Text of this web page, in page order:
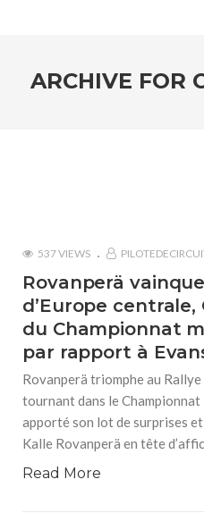
ARCHIVE FOR
537 VIEWS
Rovanperä
d’Europe
du Championnat
par rapport à
Rovanperä triomphe au
tournant dans le Championnat
apporté son lot de surprises
Kalle Rovanperä en tête
Read More